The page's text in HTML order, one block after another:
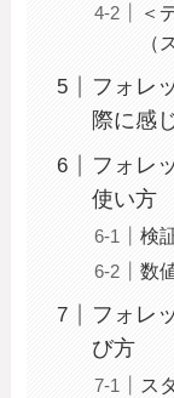
＜
（
フォレ
際に感
フォレ
使い方
検
数
フォレ
び方
ス